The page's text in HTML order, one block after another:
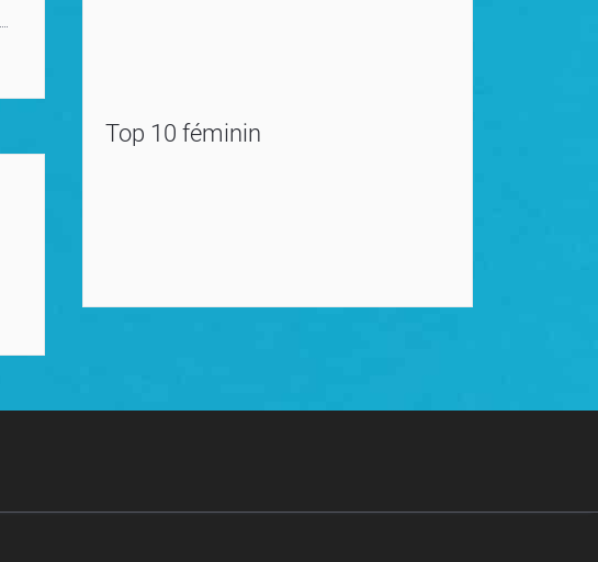
Top 10 féminin